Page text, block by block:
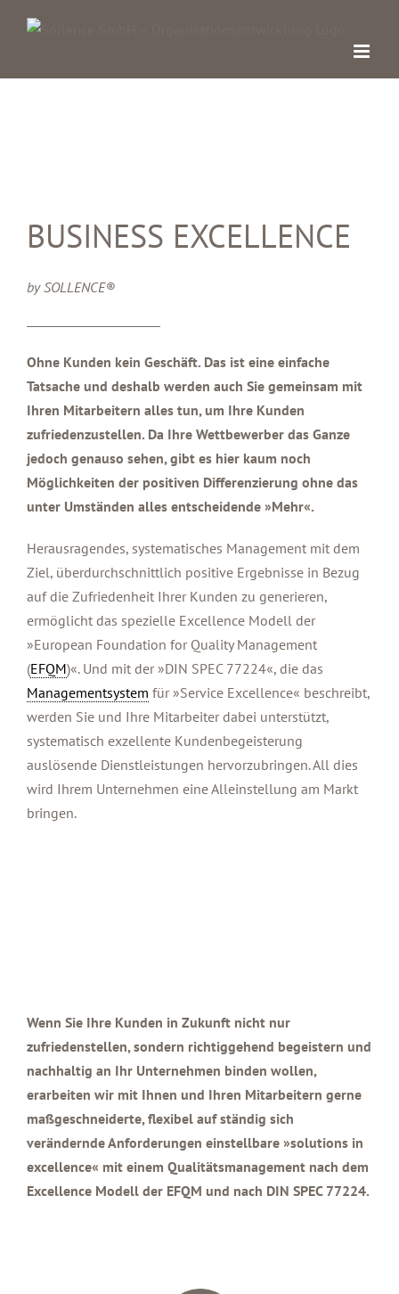
Inhalt
BUSINESS EXCELLENCE
by SOLLENCE®
Ohne Kunden kein Geschäft. Das ist eine einfache
Tatsache und deshalb werden auch Sie gemeinsam mit
Ihren Mitarbeitern alles tun, um Ihre Kunden
zufriedenzustellen. Da Ihre Wettbewerber das Ganze
jedoch genauso sehen, gibt es hier kaum noch
Möglichkeiten der positiven Differenzierung ohne das
unter Umständen alles entscheidende »Mehr«.
Herausragendes, systematisches Management mit dem
Ziel, überdurchschnittlich positive Ergebnisse in Bezug
auf die Zufriedenheit Ihrer Kunden zu generieren,
ermöglicht das spezielle Excellence Modell der
»European Foundation for Quality Management
(EFQM)«. Und mit der »DIN SPEC 77224«, die das
Managementsystem für »Service Excellence« beschreibt,
werden Sie und Ihre Mitarbeiter dabei unterstützt,
systematisch exzellente Kundenbegeisterung
auslösende Dienstleistungen hervorzubringen. All dies
wird Ihrem Unternehmen eine Alleinstellung am Markt
bringen.
Wenn Sie Ihre Kunden in Zukunft nicht nur
zufriedenstellen, sondern richtiggehend begeistern und
nachhaltig an Ihr Unternehmen binden wollen,
erarbeiten wir mit Ihnen und Ihren Mitarbeitern gerne
maßgeschneiderte, flexibel auf ständig sich
verändernde Anforderungen einstellbare »solutions in
excellence« mit einem Qualitätsmanagement nach dem
Excellence Modell der EFQM und nach DIN SPEC 77224.